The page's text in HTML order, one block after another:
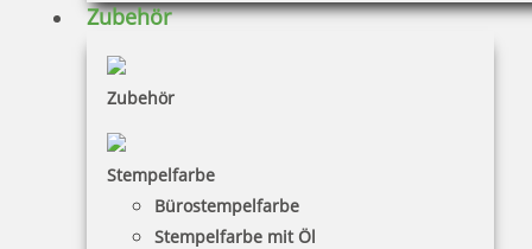
Zubehör
Zubehör
Stempelfarbe
Bürostempelfarbe
Stempelfarbe mit Öl